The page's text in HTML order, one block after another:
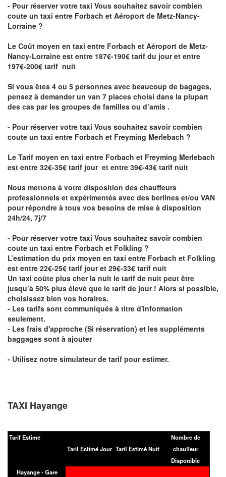
- Pour réserver votre taxi Vous souhaitez savoircombien
coute un taxi entre Forbach et Aéroport de Metz-Nancy-
Lorraine ?
Le Coût moyen en taxi entre Forbach et Aéroport de Metz-
Nancy-Lorraine est entre 187€-190€ tarif du jour et entre
197€-200€ tarif nuit
Si vous êtes 4 ou 5 personnes avec beaucoup de bagages,
pensez à demander un van 7 places choisi dans la plupart
des cas par les groupes de familles ou d’amis .
- Pour réserver votre taxi Vous souhaitez savoircombien
coute un taxi entre Forbach et Freyming Merlebach ?
Le Tarif moyen en taxi entre Forbach et Freyming Merlebach
est entre 32€-35€ tarif jour et entre 39€-43€ tarif nuit
Nous mettons à votre disposition des chauffeurs
professionnels et expérimentés avec des berlines et/ou VAN
pour répondre à tous vos besoins de mise à disposition
24h/24, 7j/7
- Pour réserver votre taxi Vous souhaitez savoircombien
coute un taxi entre Forbach et Folkling ?
L’estimation du prix moyen en taxi entre Forbach et Folkling
est entre 22€-25€ tarif jour et 29€-33€ tarif nuit
Un taxi coûte plus cher la nuit le tarif de nuit peut être
jusqu’à 50% plus élevé que le tarif de jour ! Alors si possible,
choisissez bien vos horaires.
- Les tarifs sont communiqués à titre d'information
seulement.
- Les frais d'approche (Si réservation) et les suppléments
baggages sont à ajouter
- Utilisez notre simulateur de tarif pour estimer.
TAXI Hayange
Tarif Estimé
Tarif Estimé Jour Tarif Estimé Nuit
Nombre de
chauffeur
Disponible
Hayange - Gare